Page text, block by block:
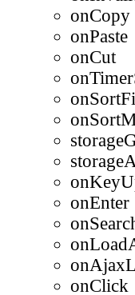
onCopy
onPaste
onCut
onEnter
onClick